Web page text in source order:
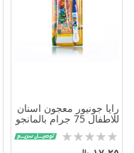
رايا جونيور معجون اسنان
للاطفال 75 جرام بالمانجو
Rating:
0%